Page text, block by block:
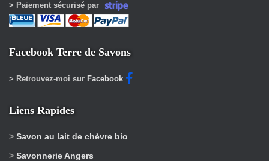
> Paiement sécurisé par
Facebook Terre de Savons
> Retrouvez-moi sur Facebook
Liens Rapides
> Savon au lait de chèvre bio
> Savonnerie Angers